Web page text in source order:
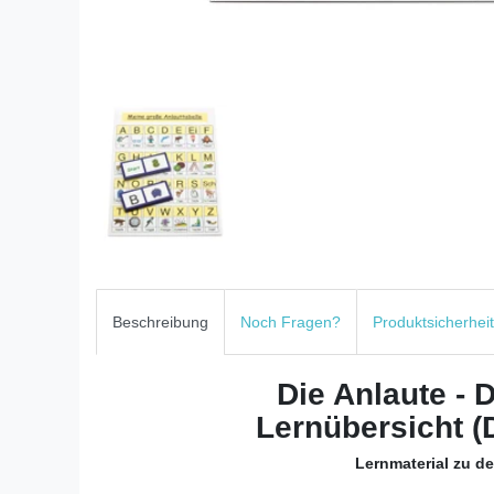
Beschreibung Noch Fragen? Produktsicherheit
Die Anlaute -
Lernübersicht
Lernmaterial zu